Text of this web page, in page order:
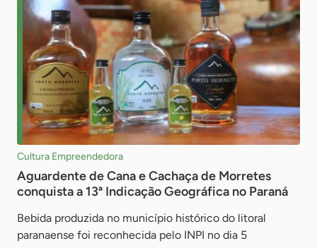
Cultura Empreendedora
Aguardente de Cana e Cachaça de Morretes
conquista a 13ª Indicação Geográfica no Paraná
Bebida produzida no município histórico do litoral
paranaense foi reconhecida pelo INPI no dia 5